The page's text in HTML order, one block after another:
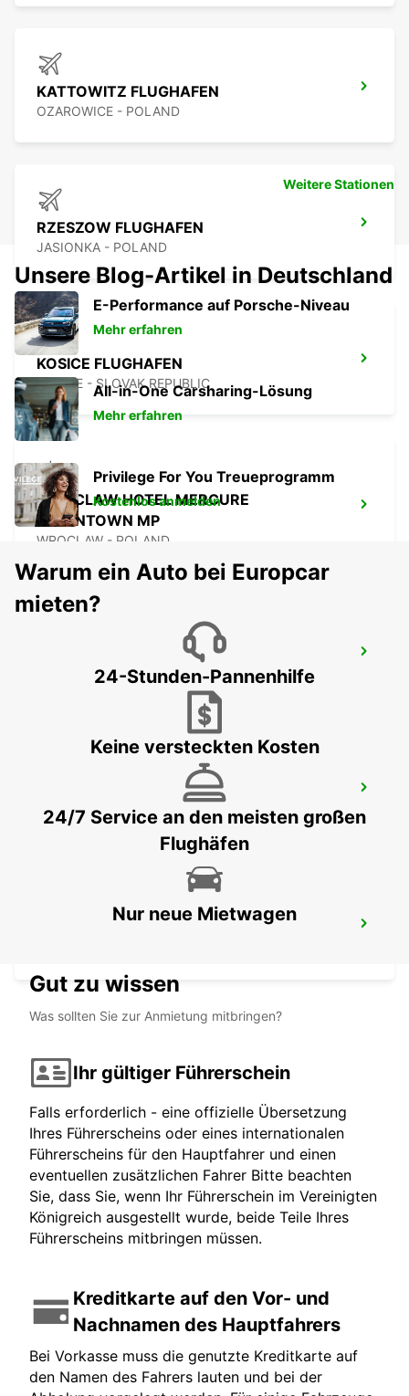
KATTOWITZ FLUGHAFEN
OZAROWICE - POLAND
RZESZOW FLUGHAFEN
JASIONKA - POLAND
KOSICE FLUGHAFEN
KOSICE - SLOVAK REPUBLIC
WROCLAW HOTEL MERCURE
DOWNTOWN MP
WROCLAW - POLAND
MISKOLC - HUNGARY
MISKOLC BOSCH IMPLANT
MISKOLC - HUNGARY
Weitere Stationen
Unsere Blog-Artikel in Deutschland
E-Performance auf Porsche-Niveau
Mehr erfahren
All-in-One Carsharing-Lösung
Mehr erfahren
Privilege For You Treueprogramm
Kostenlos anmelden
Warum ein Auto bei Europcar
mieten?
24-Stunden-Pannenhilfe
Keine versteckten Kosten
24/7 Service an den meisten großen
Flughäfen
Nur neue Mietwagen
Gut zu wissen
Was sollten Sie zur Anmietung mitbringen?
Ihr gültiger Führerschein
Falls erforderlich - eine offizielle Übersetzung
Ihres Führerscheins oder eines internationalen
Führerscheins für den Hauptfahrer und einen
eventuellen zusätzlichen Fahrer Bitte beachten
Sie, dass Sie, wenn Ihr Führerschein im Vereinigten
Königreich ausgestellt wurde, beide Teile Ihres
Führerscheins mitbringen müssen.
Kreditkarte auf den Vor- und
Nachnamen des Hauptfahrers
Bei Vorkasse muss die genutzte Kreditkarte auf
den Namen des Fahrers lauten und bei der